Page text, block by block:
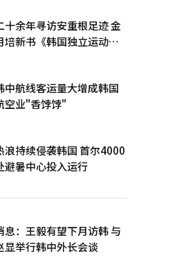
十余年寻访安重根足迹 金
培新书《韩国独立运动圣
中航线客运量大增成韩国
空业"香饽饽"
浪持续侵袭韩国 首尔4000
避暑中心投入运行
息：王毅有望下月访韩 与
显举行韩中外长会谈